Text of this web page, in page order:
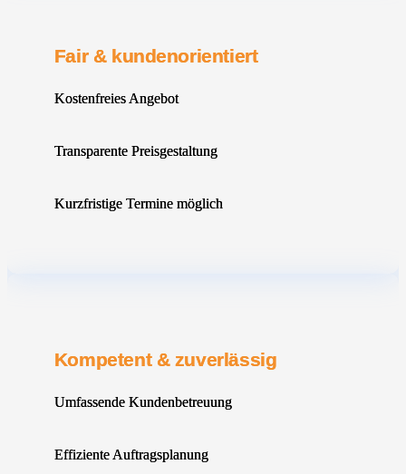
Fair & kundenorientiert
Kostenfreies Angebot
Transparente Preisgestaltung
Kurzfristige Termine möglich
Kompetent & zuverlässig
Umfassende Kundenbetreuung
Effiziente Auftragsplanung